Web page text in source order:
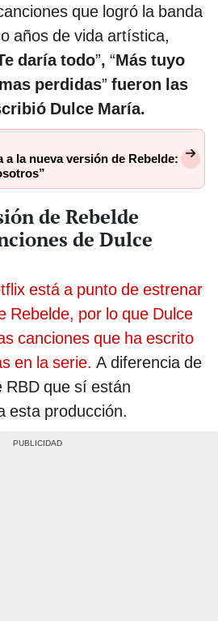
que logró la banda
años de vida artística,
daría todo”, “Más tuyo
perdidas” fueron las
Dulce María.
a la nueva versión de Rebelde:
de Rebelde
de Dulce
está a punto de estrenar
Rebelde, por lo que Dulce
canciones que ha escrito
en la serie. A diferencia de
RBD que sí están
esta producción.